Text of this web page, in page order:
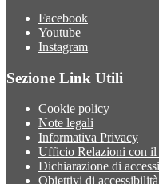
Facebook
Youtube
Instagram
Sezione Link Utili
Cookie policy
Note legali
Informativa Privacy
Ufficio Relazioni con il
Dichiarazione di
Obiettivi di accessibilità